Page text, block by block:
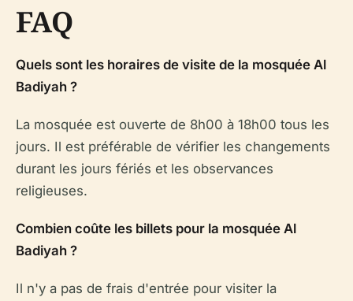
FAQ
Quels sont les horaires de visite de la mosquée Al
Badiyah ?
La mosquée est ouverte de 8h00 à 18h00 tous les
jours. Il est préférable de vérifier les changements
durant les jours fériés et les observances
religieuses.
Combien coûte les billets pour la mosquée Al
Badiyah ?
Il n'y a pas de frais d'entrée pour visiter la